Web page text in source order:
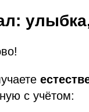
с учётом: